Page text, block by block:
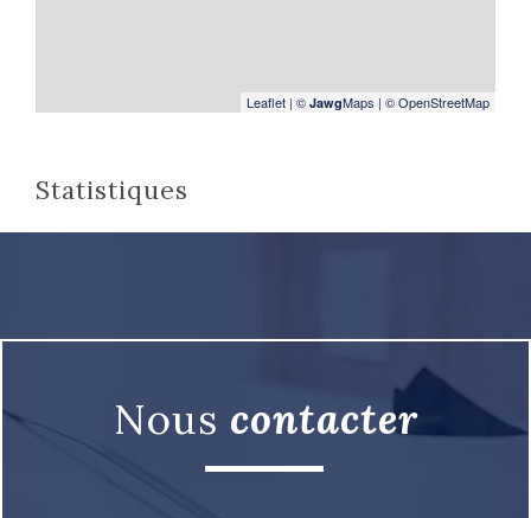
Leaflet | © JawgMaps | © OpenStreetMap
Statistiques
nous contacter